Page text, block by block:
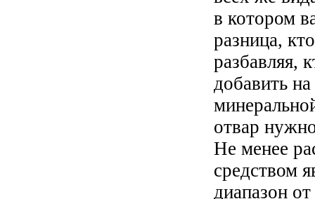
в котором
разница,
разбавляя,
добавить на
отвар
Не менее
средством
диапазон